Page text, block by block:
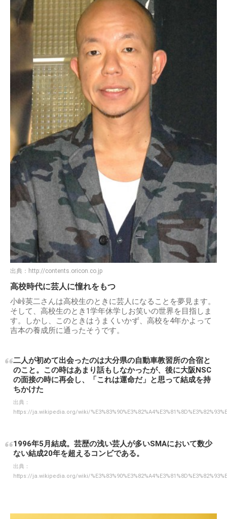
出典： http://contents.oricon.co.jp
高校時代に芸人に憧れをもつ
小峠英二さんは高校生のときに芸人になることを夢見ます。
そして、高校生のとき1学年休学しお笑いの世界を目指しま
す。しかし、このときはうまくいかず、高校を4年かよって
吉本の養成所に通ったそうです。
二人が初めて出会ったのは大分県の自動車教習所の合宿と
のこと。この時はあまり話もしなかったが、後に大阪NSC
の面接の時に再会し、「これは運命だ」と思って結成を持
ちかけた
出典：
https://ja.wikipedia.org/wiki/
1996年5月結成。芸歴の浅い芸人が多いSMAにおいて数少
ない結成20年を超えるコンビである。
出典：
https://ja.wikipedia.org/wiki/